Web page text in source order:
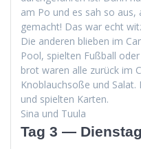
am Po und es sah so
gemacht! Das war echt
Die anderen blieben im
Pool, spiel­ten Fußball
brot waren alle zurück im
Knoblauch­soße und
und spiel­ten Karten.
Sina und Tuula
Tag 3 —